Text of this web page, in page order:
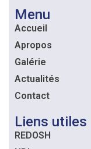
Menu
Accueil
Apropos
Galérie
Actualités
Contact
Liens utiles
REDOSH